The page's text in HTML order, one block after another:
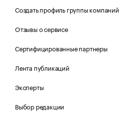
Создать профиль группы компаний
Отзывы о сервисе
Сертифицированные партнеры
Лента публикаций
Эксперты
Выбор редакции